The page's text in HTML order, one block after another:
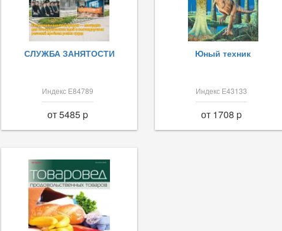
СЛУЖБА ЗАНЯТОСТИ
Индекс Е84789
от 5485 p
Юный техник
Индекс Е43133
от 1708 p